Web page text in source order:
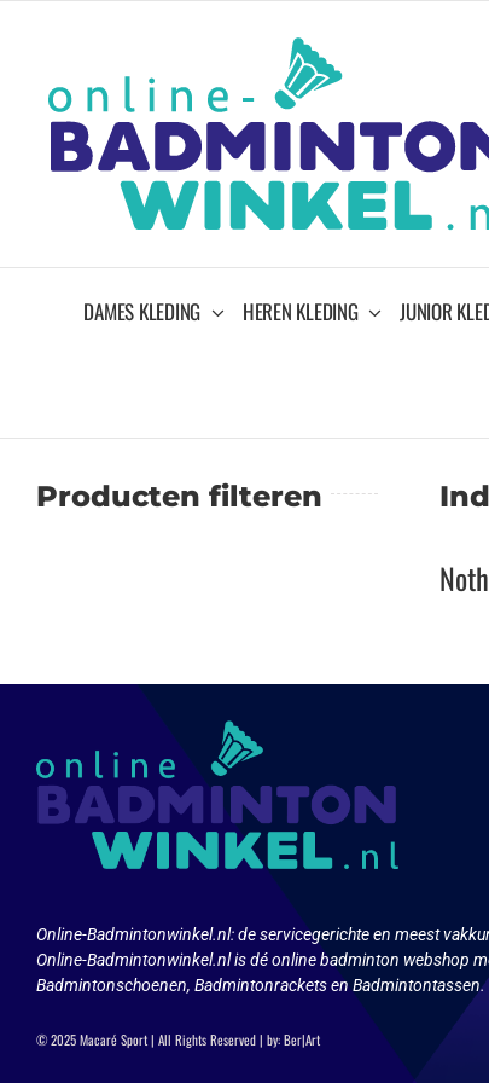
DAMES KLEDING HEREN KLEDING JUNIOR
Producten filteren
Online-Badmintonwinkel.nl:de servicegerichte en meest
Online-Badmintonwinkel.nl is dé online badminton webshop
Badmintonschoenen, Badmintonrackets en Badmintontassen.
© 2025 Macaré Sport | All Rights Reserved | by:Ber|Art